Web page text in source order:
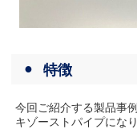
特徴
今回ご紹介する製品事
キゾーストパイプになり